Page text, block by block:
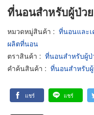
ที่นอนสำหรับผู้ป่วย
หมวดหมู่สินค้า : ที่นอนและ
ผลิตที่นอน
ตราสินค้า : ที่นอนสำหรับผู้
คำค้นสินค้า : ที่นอนสำหรับ
แชร์ แชร์